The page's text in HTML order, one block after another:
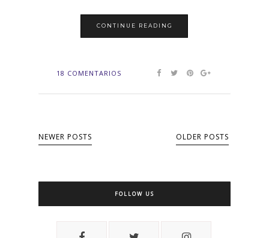
CONTINUE READING
18 COMENTARIOS
NEWER POSTS OLDER POSTS
FOLLOW US